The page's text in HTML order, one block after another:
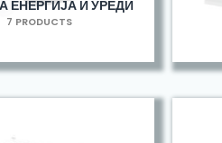
ЕНЕРГИЈА И УРЕДИ
7 PRODUCTS